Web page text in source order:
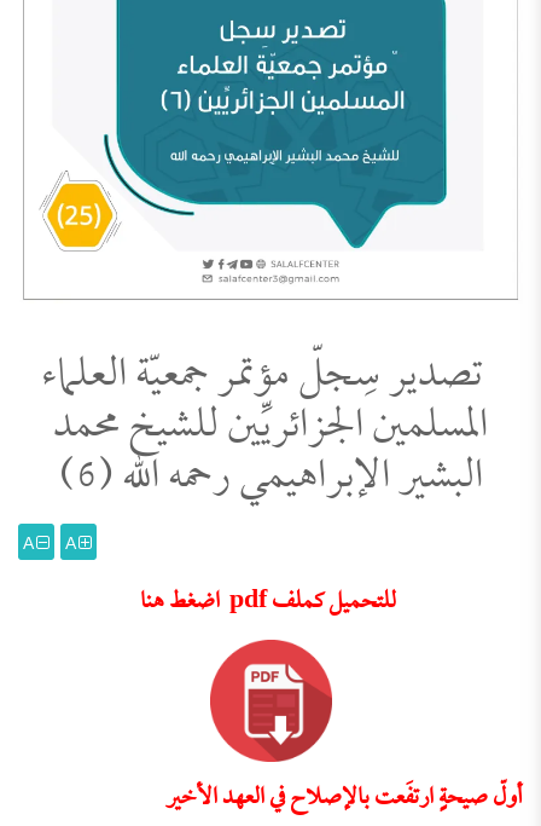
تصدير سِجلّ مؤتمر جمعيّة العلماء
المسلمين الجزائريِّين للشيخ محمد
البشير الإبراهيمي رحمه الله (6)
A
A
للتحميل كملف pdf اضغط هنا
أولّ صيحةٍ ارتفَعت بالإصلاح في العهد الأخير